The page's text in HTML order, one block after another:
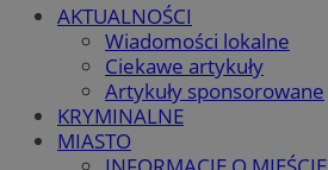
AKTUALNOŚCI
Wiadomości lokalne
Ciekawe artykuły
Artykuły sponsorowane
KRYMINALNE
MIASTO